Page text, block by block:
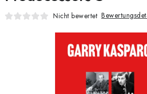
SCHACHUHREN
SCHACHBÜCHER
SCHACH-ANTIQUITÄTENLADEN
Nicht bewertet